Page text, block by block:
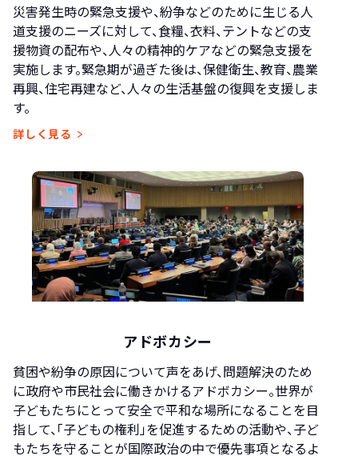
災害発生時の緊急支援や、紛争などのために生じる人
道支援のニーズに対して、食糧、衣料、テントなどの支
援物資の配布や、人々の精神的ケアなどの緊急支援を
実施します。緊急期が過ぎた後は、保健衛生、教育、農業
再興、住宅再建など、人々の生活基盤の復興を支援しま
す。
詳しく見る
アドボカシー
貧困や紛争の原因について声をあげ、問題解決のため
に政府や市民社会に働きかけるアドボカシー。世界が
子どもたちにとって安全で平和な場所になることを目
指して、「子どもの権利」を促進するための活動や、子ど
もたちを守ることが国際政治の中で優先事項となるよ